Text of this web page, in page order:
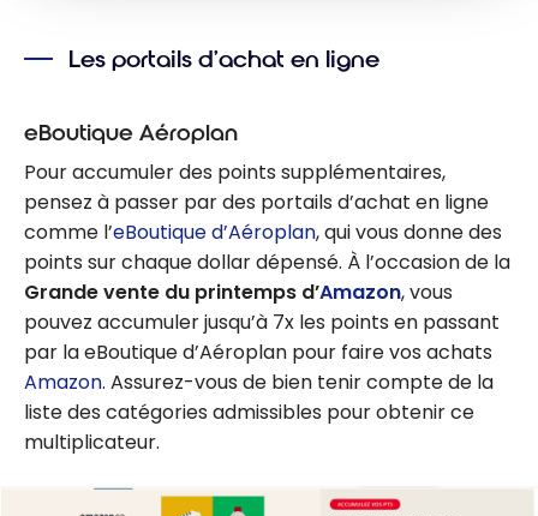
Les portails d’achat en ligne
eBoutique Aéroplan
Pour accumuler des points supplémentaires,
pensez à passer par des portails d’achat en ligne
comme l’eBoutique d’Aéroplan, qui vous donne des
points sur chaque dollar dépensé. À l’occasion de la
Grande vente du printemps d’Amazon, vous
pouvez accumuler jusqu’à 7x les points en passant
par la eBoutique d’Aéroplan pour faire vos achats
Amazon. Assurez-vous de bien tenir compte de la
liste des catégories admissibles pour obtenir ce
multiplicateur.